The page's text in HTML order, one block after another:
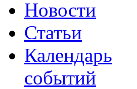
Новости
Статьи
Календарь
событий